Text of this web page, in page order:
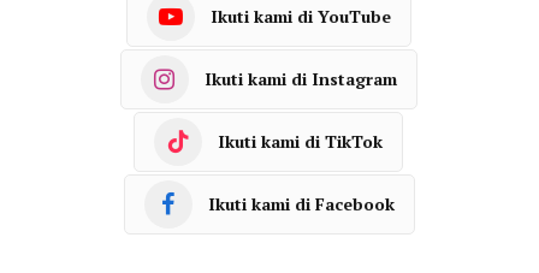
Ikuti kami di YouTube
Ikuti kami di Instagram
Ikuti kami di TikTok
Ikuti kami di Facebook